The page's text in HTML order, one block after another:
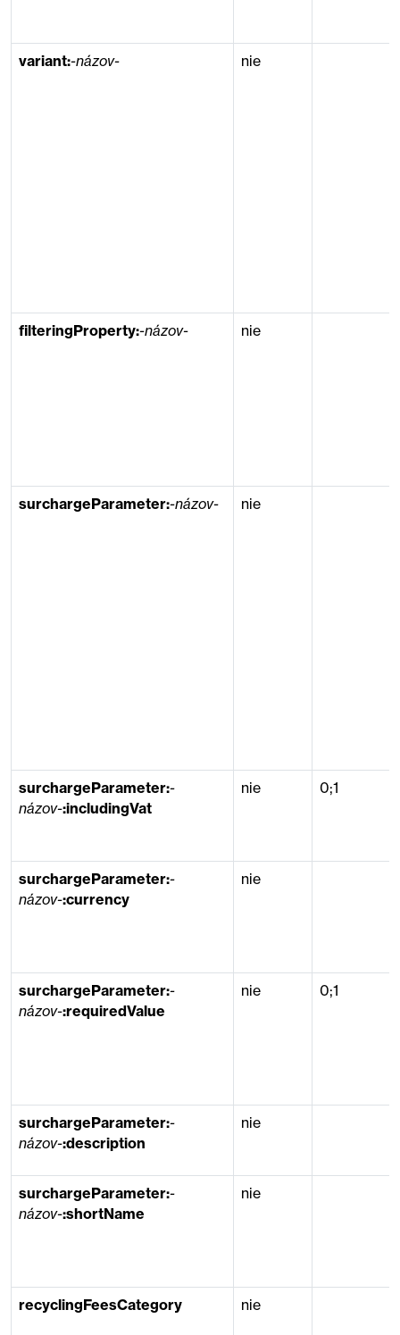
variant:-názov- nie
filteringProperty:-názov- nie
surchargeParameter:-názov- nie
surchargeParameter:-
názov-:includingVat
nie 0;1
surchargeParameter:-
názov-:currency
nie
surchargeParameter:-
názov-:requiredValue
nie 0;1
surchargeParameter:-
názov-:description
nie
surchargeParameter:-
názov-:shortName
nie
recyclingFeesCategory nie